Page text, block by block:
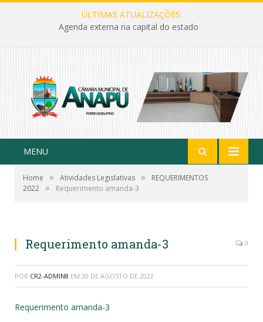
ÚLTIMAS ATUALIZAÇÕES:
Agenda externa na capital do estado
MENU
Home » Atividades Legislativas »
REQUERIMENTOS
2022 » Requerimento amanda-3
Requerimento amanda-3 0
POR CR2-ADMIN8 EM 30 DE AGOSTO DE 2022
Requerimento amanda-3